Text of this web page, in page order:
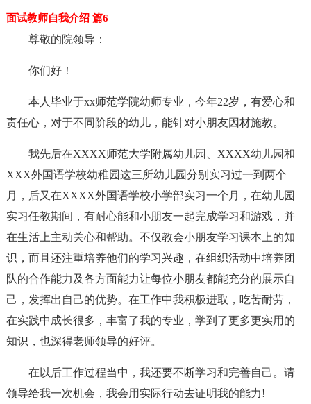
面试教师自我介绍 篇6
尊敬的院领导：
你们好！
本人毕业于xx师范学院幼师专业，今年22岁，有爱心和
责任心，对于不同阶段的幼儿，能针对小朋友因材施教。
我先后在XXXX师范大学附属幼儿园、XXXX幼儿园和
XXX外国语学校幼稚园这三所幼儿园分别实习过一到两个
月，后又在XXXX外国语学校小学部实习一个月，在幼儿园
实习任教期间，有耐心能和小朋友一起完成学习和游戏，并
在生活上主动关心和帮助。不仅教会小朋友学习课本上的知
识，而且还注重培养他们的学习兴趣，在组织活动中培养团
队的合作能力及各方面能力让每位小朋友都能充分的展示自
己，发挥出自己的优势。在工作中我积极进取，吃苦耐劳，
在实践中成长很多，丰富了我的专业，学到了更多更实用的
知识，也深得老师领导的好评。
在以后工作过程当中，我还要不断学习和完善自己。请
领导给我一次机会，我会用实际行动去证明我的能力!